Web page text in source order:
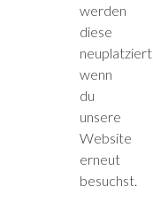
werden
diese
neuplatziert
wenn
du
unsere
Website
erneut
besuchst.